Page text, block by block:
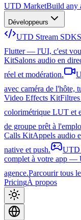
UTD MarketBuild any
Développeurs
UTD Stream SDK
Flutter — l'UI, c'est
KitSalons audio en
réel et modération.
avec caméra de l'hôte,
Video Effects KitFiltres
colorimétrique LUT et
de groupe prêt à
Calls KitAppels audio
native et push.
UTD
complet à votre app —
agence.Parcourir tous
PricingÀ propos